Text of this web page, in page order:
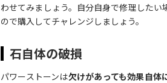
わせてみましょう。自分自身で修理した
ので購入してチャレンジしましょう。
石自体の破損
パワーストーンは欠けがあっても効果自体